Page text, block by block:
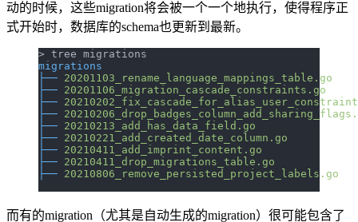
动的时候，这些migration将会被一个一个地执行，使得程序正
式开始时，数据库的schema也更新到最新。
> tree migrations
migrations
├── 20201103_rename_language_mappings_table.go
├── 20201106_migration_cascade_constraints.go
├──
├──
├── 20210213_add_has_data_field.go
├── 20210221_add_created_date_column.go
├── 20210411_add_imprint_content.go
├── 20210411_drop_migrations_table.go
├── 20210806_remove_persisted_project_labels.go
而有的migration（尤其是自动生成的migration）很可能包含了